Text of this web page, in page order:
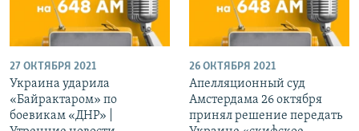
27 ОКТЯБРЯ 2021
Украина ударила
«Байрактаром» по
боевикам «ДНР» |
26 ОКТЯБРЯ 2021
Апелляционный суд
Амстердама 26 октября
принял решение передать